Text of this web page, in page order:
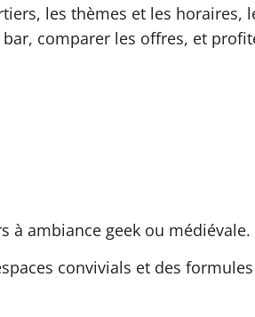
les thèmes et les horaires,
comparer les offres, et
à ambiance geek ou médiévale.
convivials et des